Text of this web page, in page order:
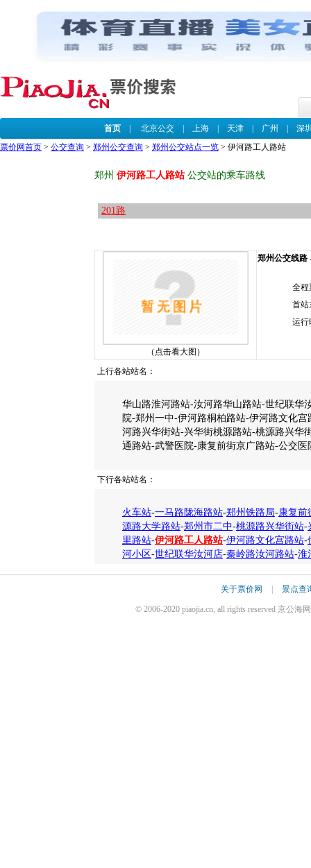
首页| 北京公交| 上海| 天津| 广州
深
票价网首页 > 公交查询 > 郑州公交查询 > 郑州公交站点一览 > 伊河路工人路站
郑州 伊河路工人路站公交站的乘车路线
201路
（点击看大图）
郑州公交线路
全程
首站
运行
上行各站站名：
华山路淮河路站-汝河路华山路站-世纪联华
院-郑州一中-伊河路桐柏路站-伊河路文化宫
河路兴华街站-兴华街桃源路站-桃源路兴华
通路站-武警医院-康复前街京广路站-公交医
下行各站站名：
火车站-一马路陇海路站-郑州铁路局-康复前
源路大学路站-郑州市二中-桃源路兴华街站-
里路站-伊河路工人路站-伊河路文化宫路站-
河小区-世纪联华汝河店-秦岭路汝河路站-淮
关于票价网 景点查
© 2006-2020 piaojia.cn, all rights reserved 京公海